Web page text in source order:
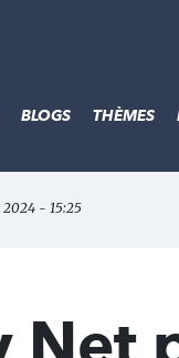
BLOGS THÈMES
- 15:25